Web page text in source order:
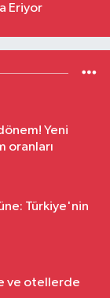
Eriyor
Yeni
oranları
Türkiye'nin
ve otellerde